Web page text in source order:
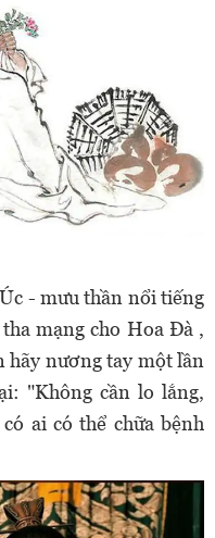
- mưu thần nổi tiếng
mạng cho Hoa Đà ,
hãy nương tay một lần
"Không cần lo lắng,
ai có thể chữa bệnh